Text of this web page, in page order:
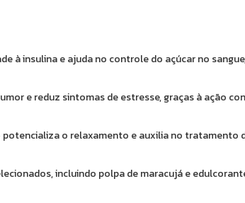
à insulina e ajuda no controle do açúcar no
e reduz sintomas de estresse, graças à ação
o relaxamento e auxilia no tratamento
incluindo polpa de maracujá e